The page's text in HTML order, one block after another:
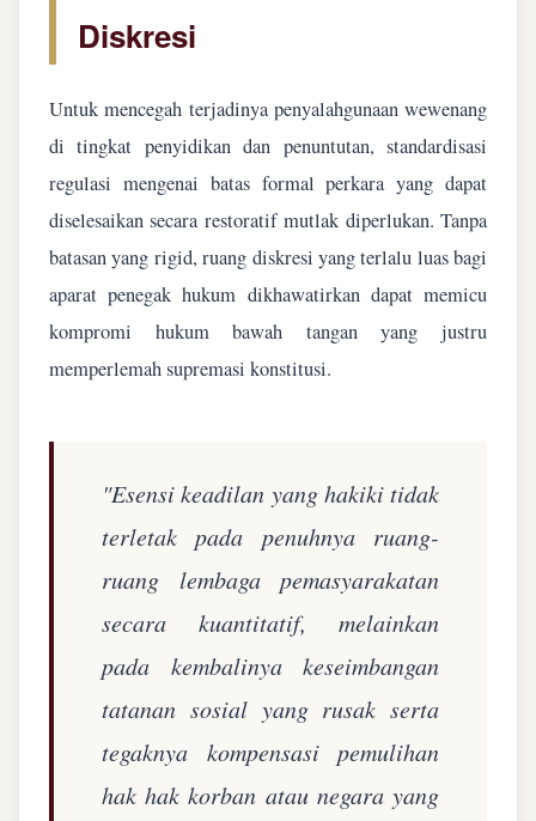
Diskresi
Untuk mencegah terjadinya penyalahgunaan wewenang
di tingkat penyidikan dan penuntutan, standardisasi
regulasi mengenai batas formal perkara yang dapat
diselesaikan secara restoratif mutlak diperlukan. Tanpa
batasan yang rigid, ruang diskresi yang terlalu luas bagi
aparat penegak hukum dikhawatirkan dapat memicu
kompromi hukum bawah tangan yang justru
memperlemah supremasi konstitusi.
"Esensi keadilan yang hakiki tidak
terletak pada penuhnya ruang-
ruang lembaga pemasyarakatan
secara kuantitatif, melainkan
pada kembalinya keseimbangan
tatanan sosial yang rusak serta
tegaknya kompensasi pemulihan
hak hak korban atau negara yang